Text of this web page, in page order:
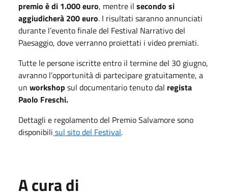
premio è di 1.000 euro, mentre il secondo si
aggiudicherà 200 euro. I risultati saranno annunciati
durante l’evento finale del Festival Narrativo del
Paesaggio, dove verranno proiettati i video premiati.
Tutte le persone iscritte entro il termine del 30 giugno,
avranno l’opportunità di partecipare gratuitamente, a
un workshop sul documentario tenuto dal regista
Paolo Freschi.
Dettagli e regolamento del Premio Salvamore sono
disponibili sul sito del Festival.
A cura di